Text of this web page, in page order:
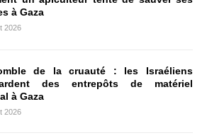
à Gaza
2026
de la cruauté : les Israéliens
des entrepôts de matériel
à Gaza
2026